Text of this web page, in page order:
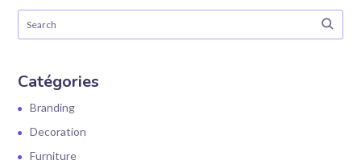
Catégories
Branding
Decoration
Furniture